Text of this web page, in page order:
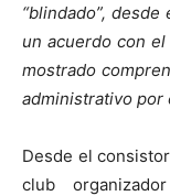
“blindado”,
un acuerdo con
mostrado
administrativo por
Desde el
club